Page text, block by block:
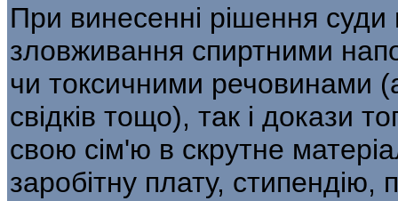
При винесенні рішення суди
зловживання спиртними
чи токсичними речовинами
свідків тощо), так і докази
свою сім'ю в скрутне
заробітну плату, стипендію,